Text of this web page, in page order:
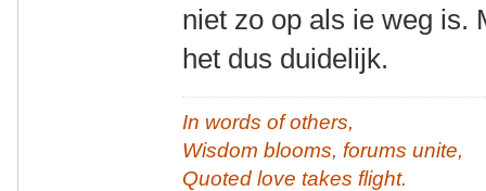
niet zo op als ie weg is.
het dus duidelijk.
In words of others,
Wisdom blooms, forums unite,
Quoted love takes flight.